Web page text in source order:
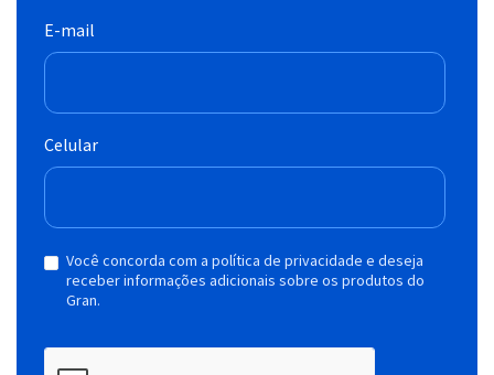
E-mail
Celular
Você concorda com a política de privacidade e deseja
receber informações adicionais sobre os produtos do
Gran.